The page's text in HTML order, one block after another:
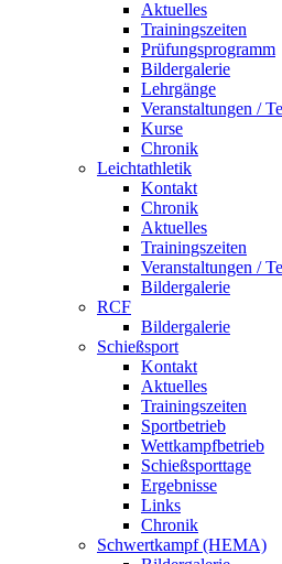
Aktuelles
Trainingszeiten
Prüfungsprogramm
Bildergalerie
Lehrgänge
Veranstaltungen /
Kurse
Chronik
Leichtathletik
Kontakt
Chronik
Aktuelles
Trainingszeiten
Veranstaltungen /
Bildergalerie
RCF
Bildergalerie
Schießsport
Kontakt
Aktuelles
Trainingszeiten
Sportbetrieb
Wettkampfbetrieb
Schießsporttage
Ergebnisse
Links
Chronik
Schwertkampf (HEMA)